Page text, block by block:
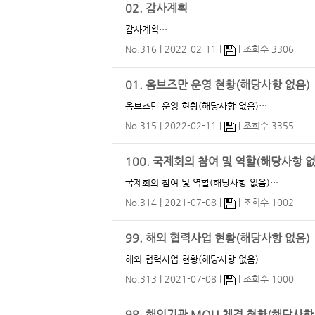
02. 감사계획
감사계획…
No.316
2022-02-11 조회수 3306
01. 옴브즈만 운영 현황(해당사항 없음)
옴브즈만 운영 현황(해당사항 없음)…
No.315
2022-02-11 조회수 3355
100. 국제회의 참여 및 역할(해당사항
국제회의 참여 및 역할(해당사항 없음)…
No.314
2021-07-08 조회수 1002
99. 해외 협력사업 현황(해당사항 없음)
해외 협력사업 현황(해당사항 없음)…
No.313
2021-07-08 조회수 1000